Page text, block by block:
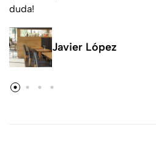
duda!
Javier López